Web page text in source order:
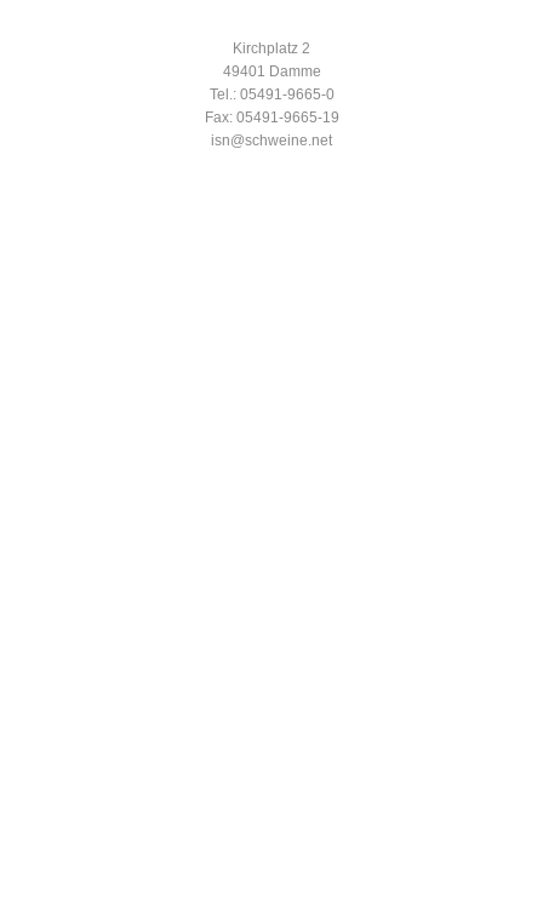
Kirchplatz 2
49401 Damme
Tel.: 05491-9665-0
Fax: 05491-9665-19
isn@schweine.net